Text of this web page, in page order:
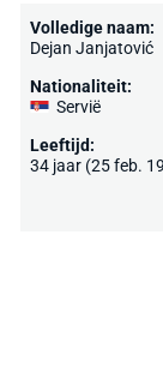
Volledige naam:
Dejan Janjatović
Nationaliteit:
Servië
Leeftijd:
34 jaar (25 feb.